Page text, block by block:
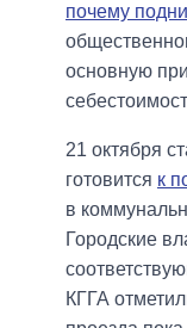
почему
основную
21 октября
готовится к
в
Городские
КГГА